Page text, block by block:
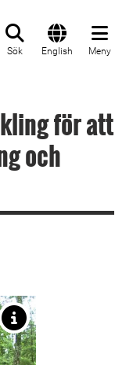
Sök English Meny
för att
och